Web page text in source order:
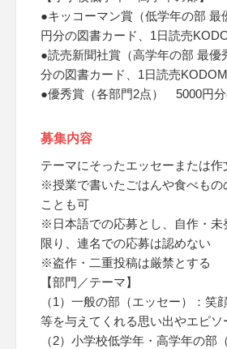
●キッコーマン賞（低学年の部
円分の図書カード、1日読売
●読売新聞社賞（高学年の部 最
分の図書カード、1日読売
●優秀賞（各部門2点） 5000円分
募集内容
テーマにそったエッセーまたは作
※授業で書いたごはんや食べもの
ことも可
※日本語での応募とし、自作・未
限り、連名での応募は認めない
※盗作・二重投稿は厳禁とする
【部門／テーマ】
（1）一般の部（エッセー）：笑
等を与えてくれる思い出やエピソ
（2）小学校低学年・高学年の部